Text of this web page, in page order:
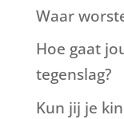
Waar
Hoe gaat
tegenslag?
Kun jij je